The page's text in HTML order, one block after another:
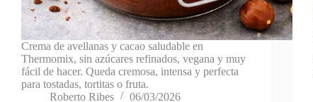
Crema de avellanas y cacao saludable en
Thermomix, sin azúcares refinados, vegana y muy
fácil de hacer. Queda cremosa, intensa y perfecta
para tostadas, tortitas o fruta.
Roberto Ribes
06/03/2026